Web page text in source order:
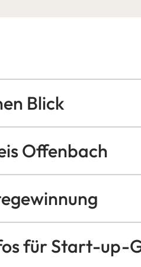
Blick
Offenbach
für Start-up-